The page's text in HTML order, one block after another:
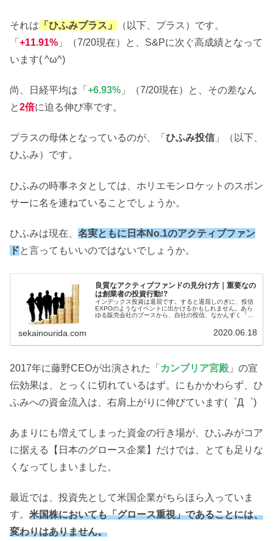
それは 「ひふみプラス」
（以下、プラス）です。
「 +11.91% 」（7/20現在）と、S&Pに次ぐ高成績となって
います( ^ω^)
尚、日経平均は「 +6.93% 」（7/20現在）と、その差なん
と2倍に迫る伸び率です。
プラスの母体となっているのが、「 ひふみ投信 」（以下、
ひふみ）です。
ひふみの時事ネタとしては、ホリエモンロケットのスポン
サーに名を連ねていることでしょうか。
ひふみは現在、 名実ともに日本No.1のアクティブファン
ドと言ってもいいのではないでしょうか。
良質なアクティブファンドの見分け方｜重要なの
は創業者の投資行動!?
インデックス投資は退屈です。すると退屈しのぎに、投信
EXPOのようなイベントに出かけるかもしれません。あら
ゆる販売会社のブースから、自社の投信、なかんずく「ア
買うに値するかどうかの根拠を紹介します。
sekainourida.com 2020.06.18
2017年に藤野CEOが出演された「 カンブリア宮殿」の宣
伝効果は、とっくに切れているはず。にもかかわらず、ひ
ふみへの資金流入は、右肩上がりに伸びています(゜Д゜)
あまりにも増えてしまった資金の行き場が、ひふみがコア
に据える【日本のグロース企業】だけでは、とても足りな
くなってしまいました。
最近では、投資先として米国企業がちらほら入っていま
す。 米国株においても「グロース重視」であることには、
変わりはありません。